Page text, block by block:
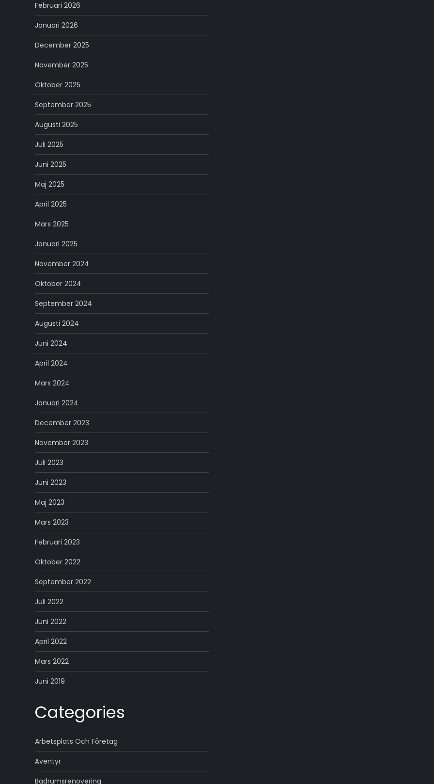
Februari 2026
Januari 2026
December 2025
November 2025
Oktober 2025
September 2025
Augusti 2025
Juli 2025
Juni 2025
Maj 2025
April 2025
Mars 2025
Januari 2025
November 2024
Oktober 2024
September 2024
Augusti 2024
Juni 2024
April 2024
Mars 2024
Januari 2024
December 2023
November 2023
Juli 2023
Juni 2023
Maj 2023
Mars 2023
Februari 2023
Oktober 2022
September 2022
Juli 2022
Juni 2022
April 2022
Mars 2022
Juni 2019
Categories
Arbetsplats Och Företag
Äventyr
Badrumsrenovering